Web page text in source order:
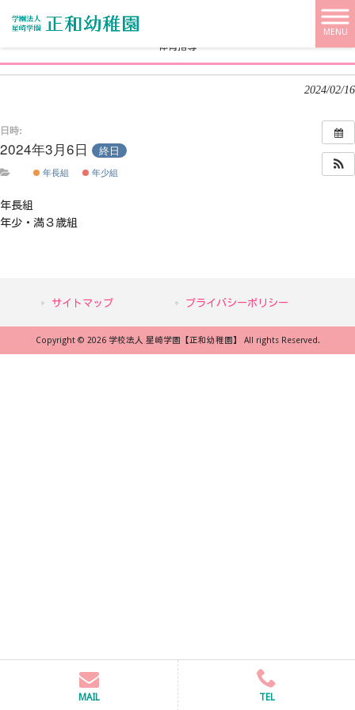
MENU
学校法人 星崎学園【正和幼稚園】 HOME
体育指導
2024/02/16
日時:
2024年3月6日 終日
年長組 年少組
年長組
年少・満３歳組
サイトマップ プライバシーポリシー
Copyright © 2026 学校法人 星崎学園【正和幼稚園】 All rights Reserved.
MAIL TEL